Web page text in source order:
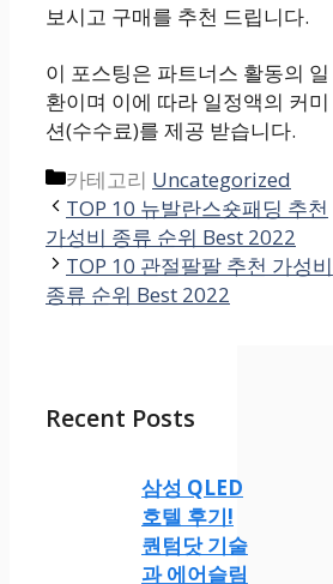
보시고 구매를 추천 드립니다.
이 포스팅은 파트너스 활동의 일
환이며 이에 따라 일정액의 커미
션(수수료)를 제공 받습니다.
카테고리 Uncategorized
TOP 10 뉴발란스숏패딩 추천
가성비 종류 순위 Best 2022
TOP 10 관절팔팔 추천 가성비
종류 순위 Best 2022
Recent Posts
삼성 QLED
호텔 후기!
퀀텀닷 기술
과 에어슬림